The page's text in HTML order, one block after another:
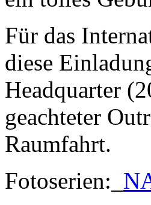
Für das
diese
Headquarter
geachteter
Raumfahrt.
Fotoserien:_